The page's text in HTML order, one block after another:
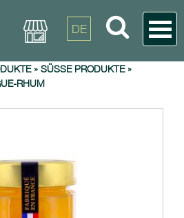
DE
» SÜSSE PRODUKTE »
RHUM